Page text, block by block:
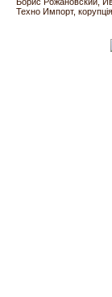
Техно Импорт корупція